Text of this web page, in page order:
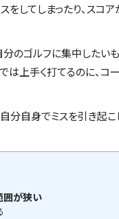
をしてしまったり、スコ
のゴルフに集中したいも
は上手く打てるのに、コ
分自身でミスを引き起
囲が狭い